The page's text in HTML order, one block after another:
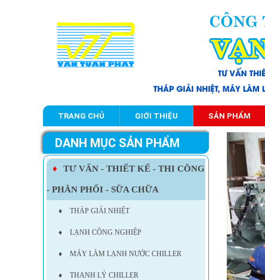
TRANG CHỦ GIỚI THIỆU SẢN PHẨM
DANH MỤC SẢN PHẨM
♦ TƯ VẤN - THIẾT KẾ - THI CÔNG
- PHÂN PHỐI - SỮA CHỮA
♦ THÁP GIẢI NHIỆT
♦ LẠNH CÔNG NGHIỆP
♦ MÁY LÀM LẠNH NƯỚC CHILLER
♦ THANH LÝ CHILLER